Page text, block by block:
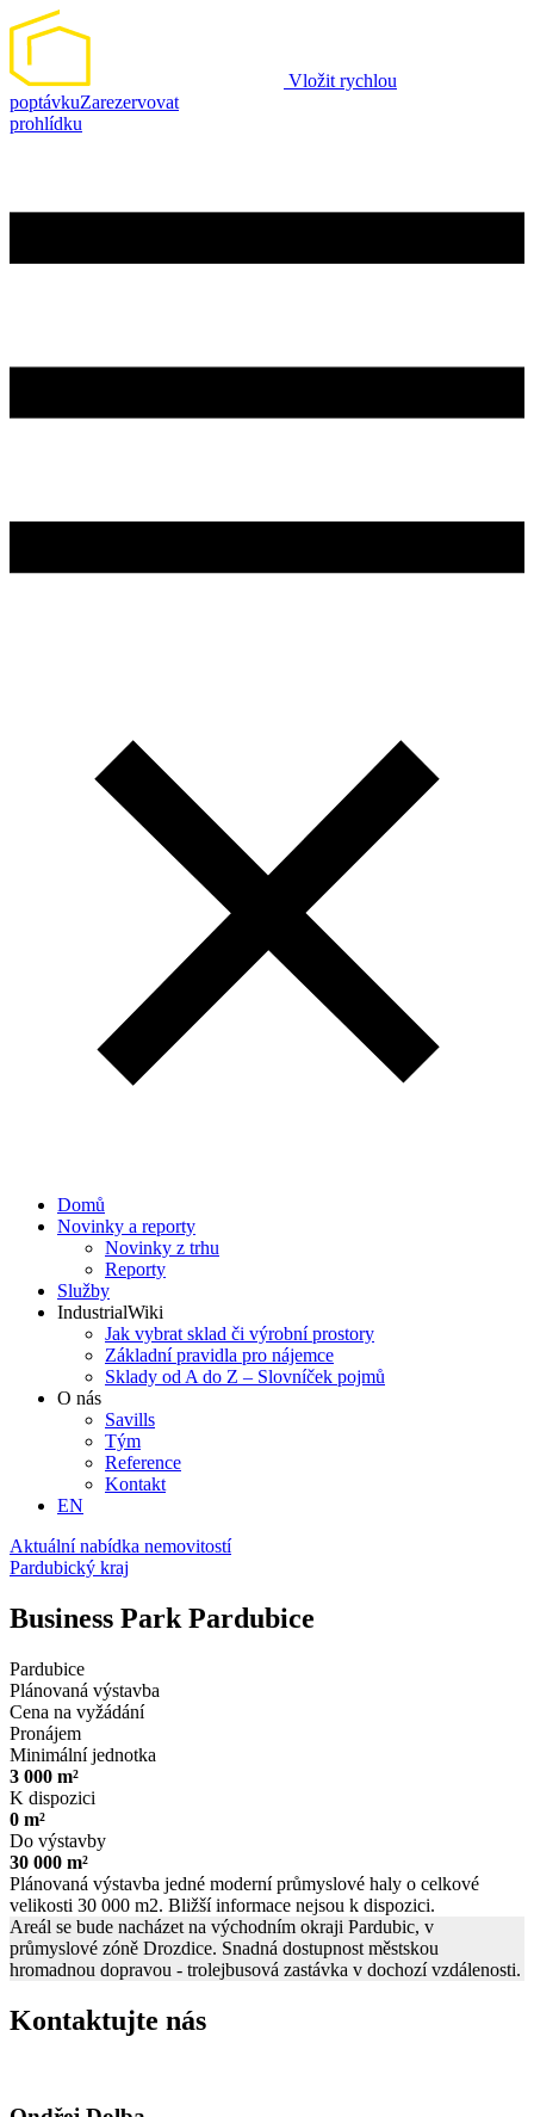
Vložit rychlou
poptávkuZarezervovat
prohlídku
Domů
Novinky a reporty
Novinky z trhu
Reporty
Služby
IndustrialWiki
Jak vybrat sklad či výrobní prostory
Základní pravidla pro nájemce
Sklady od A do Z – Slovníček pojmů
O nás
Savills
Tým
Reference
Kontakt​
EN
Aktuální nabídka nemovitostí
Pardubický kraj
Business Park Pardubice
Pardubice
Plánovaná výstavba
Cena na vyžádání
Pronájem
Minimální jednotka
3 000 m²
K dispozici
0 m²
Do výstavby
30 000 m²
Plánovaná výstavba jedné moderní průmyslové haly o celkové
velikosti 30 000 m2. Bližší informace nejsou k dispozici.
Areál se bude nacházet na východním okraji Pardubic, v
průmyslové zóně Drozdice. Snadná dostupnost městskou
hromadnou dopravou - trolejbusová zastávka v dochozí vzdálenosti.
Kontaktujte nás